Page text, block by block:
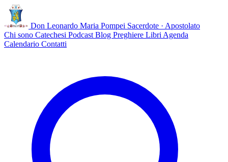
Don Leonardo Maria Pompei Sacerdote · Apostolato
Chi sono Catechesi Podcast Blog Preghiere Libri Agenda
Calendario Contatti